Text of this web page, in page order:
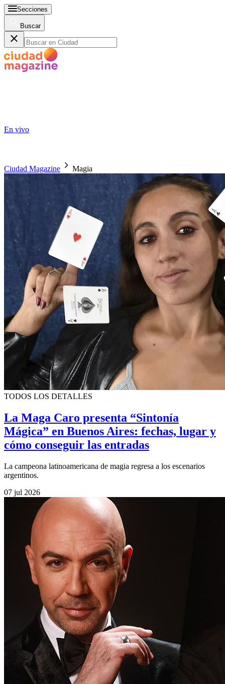
Secciones
Buscar
En vivo
Ciudad Magazine Magia
TODOS LOS DETALLES
La Maga Caro presenta “Sintonía
Mágica” en Buenos Aires: fechas, lugar y
cómo conseguir las entradas
La campeona latinoamericana de magia regresa a los escenarios
argentinos.
07 jul 2026